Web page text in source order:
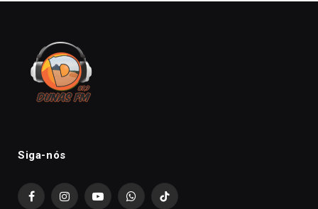
Siga-nós
FacebookInstagramYouTubeWhatsAppTikTok